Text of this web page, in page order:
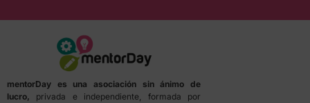
mentorDay es una asociación sin ánimo de
lucro, privada e independiente, formada por